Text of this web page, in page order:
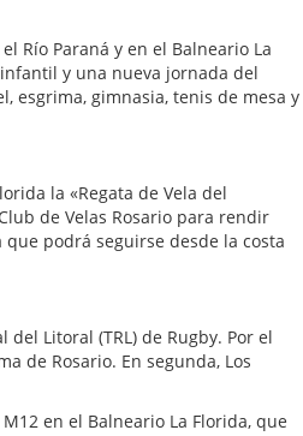
Río Paraná y en el Balneario La
y una nueva jornada del
esgrima, gimnasia, tenis de mesa y
la «Regata de Vela del
de Velas Rosario para rendir
podrá seguirse desde la costa
Litoral (TRL) de Rugby. Por el
de Rosario. En segunda, Los
en el Balneario La Florida, que